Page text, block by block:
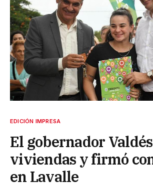
EDICIÓN IMPRESA
El gobernador
viviendas y firmó
en Lavalle